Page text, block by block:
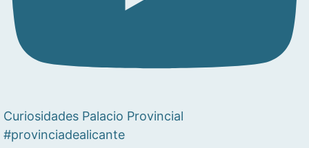
Curiosidades Palacio Provincial
#provinciadealicante